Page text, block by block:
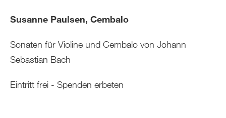
Susanne Paulsen, Cembalo
Sonaten für Violine und Cembalo von Johann
Sebastian Bach
Eintritt frei - Spenden erbeten